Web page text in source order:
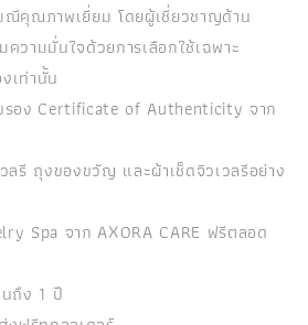
คุณภาพเยี่ยม โดยผู้เชี่ยวชาญด้าน
ามมั่นใจด้วยการเลือกใช้เฉพาะ
เท่านั้น
อง Certificate of Authenticity จาก
ลรี ถุงของขวัญ และผ้าเช็ดจิวเวลรีอย่าง
Spa จาก AXORA CARE ฟรีตลอด
ถึง 1 ปี